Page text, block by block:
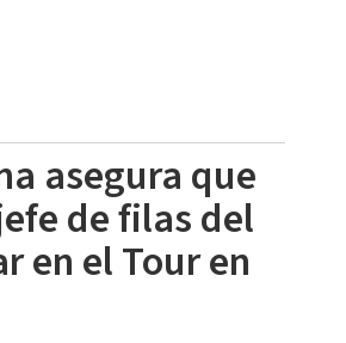
asegura que
de filas del
en el Tour en